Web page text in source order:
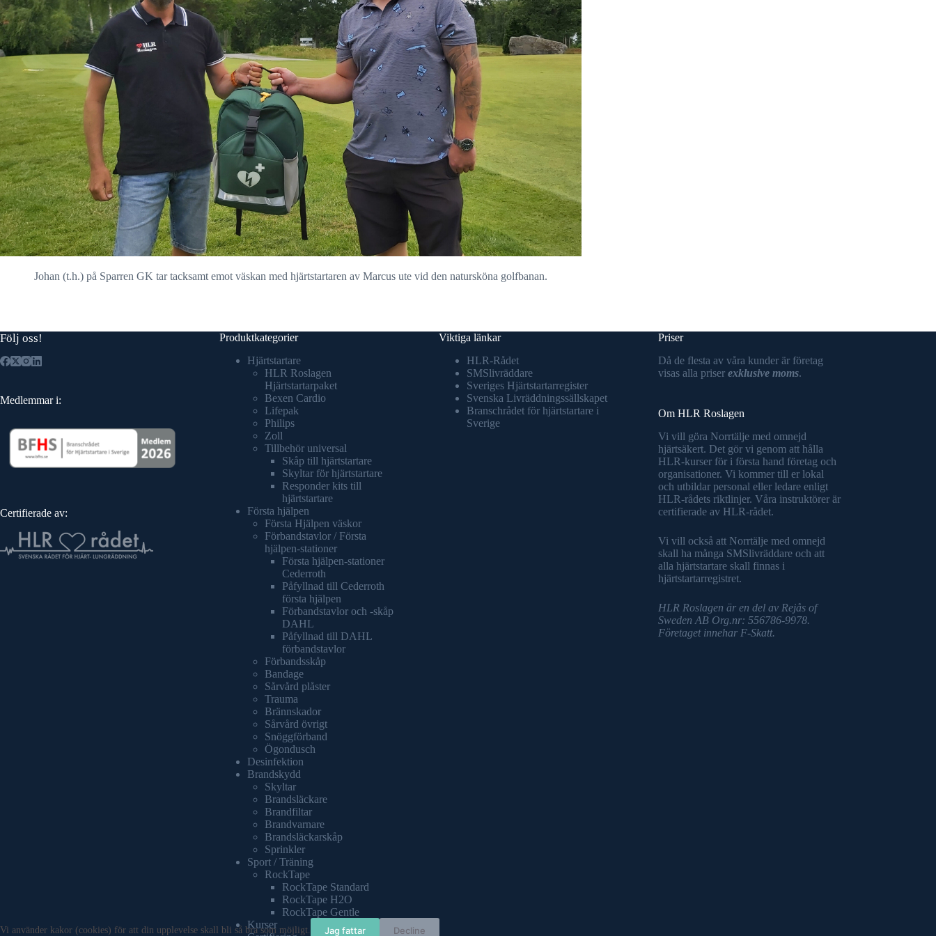
Vi använder kakor (cookies) för att din upplevelse skall bli så bra som möjligt. Jag fattar Decline
Johan (t.h.) på Sparren GK tar tacksamt emot väskan med hjärtstartaren av Marcus ute vid den natursköna golfbanan.
Följ oss!
Medlemmar i:
Certifierade av:
Produktkategorier
Hjärtstartare
HLR Roslagen
Hjärtstartarpaket
Bexen Cardio
Lifepak
Philips
Zoll
Tillbehör universal
Skåp till hjärtstartare
Skyltar för hjärtstartare
Responder kits till
hjärtstartare
Första hjälpen
Första Hjälpen väskor
Förbandstavlor / Första
hjälpen-stationer
Första hjälpen-stationer
Cederroth
Påfyllnad till Cederroth
första hjälpen
Förbandstavlor och -skåp
DAHL
Påfyllnad till DAHL
förbandstavlor
Förbandsskåp
Bandage
Sårvård plåster
Trauma
Brännskador
Sårvård övrigt
Snöggförband
Ögondusch
Desinfektion
Brandskydd
Skyltar
Brandsläckare
Brandfiltar
Brandvarnare
Brandsläckarskåp
Sprinkler
Sport / Träning
RockTape
RockTape Standard
RockTape H2O
RockTape Gentle
Kurser
Viktiga länkar
HLR-Rådet
SMSlivräddare
Sveriges Hjärtstartarregister
Svenska Livräddningssällskapet
Branschrådet för hjärtstartare i
Sverige
Priser
Då de flesta av våra kunder är företag
visas alla priser exklusive moms.
Om HLR Roslagen
Vi vill göra Norrtälje med omnejd
hjärtsäkert. Det gör vi genom att hålla
HLR-kurser för i första hand företag och
organisationer. Vi kommer till er lokal
och utbildar personal eller ledare enligt
HLR-rådets riktlinjer. Våra instruktörer är
certifierade av HLR-rådet.
Vi vill också att Norrtälje med omnejd
skall ha många SMSlivräddare och att
alla hjärtstartare skall finnas i
hjärtstartarregistret.
HLR Roslagen är en del av Rejås of
Sweden AB Org.nr: 556786-9978.
Företaget innehar F-Skatt.